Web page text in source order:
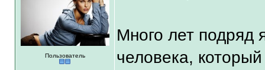
Пользователь
Много лет подряд
человека,